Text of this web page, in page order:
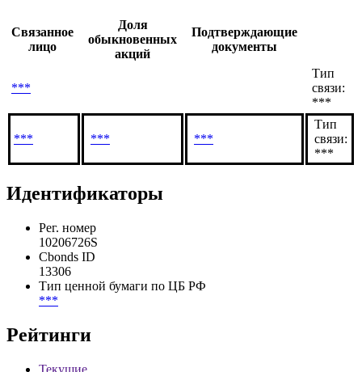
Связанное
лицо
Доля
обыкновенных
акций
Подтверждающие
документы
***
Тип
связи:
***
*** *** ***
Тип
связи:
***
Идентификаторы
Рег. номер
10206726S
Cbonds ID
13306
Тип ценной бумаги по ЦБ РФ
***
Рейтинги
Текущие